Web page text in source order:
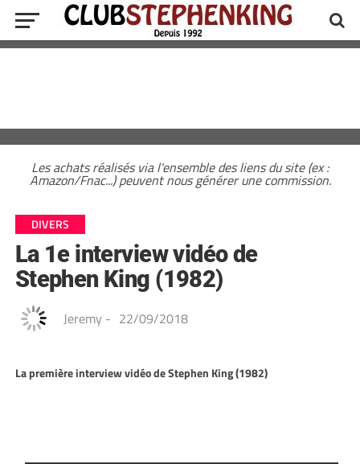
Les achats réalisés via l'ensemble des liens du site (ex :
Amazon/Fnac...) peuvent nous générer une commission.
DIVERS
La 1e interview vidéo de
Stephen King (1982)
Jeremy - 22/09/2018
La première interview vidéo de Stephen King (1982)